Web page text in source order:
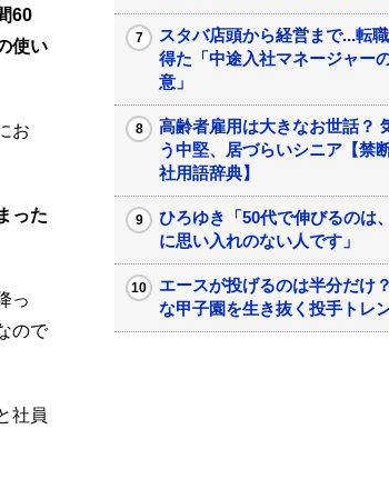
60
使い
お
った
っ
ので
社員
スタバ店頭から経営まで...転
得た「中途入社マネージャー
意」
高齢者雇用は大きなお世話？
う中堅、居づらいシニア【禁
社用語辞典】
ひろゆき「50代で伸びるのは
に思い入れのない人です」
エースが投げるのは半分だけ
な甲子園を生き抜く投手トレ